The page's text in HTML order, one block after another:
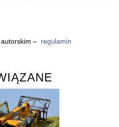
– regulamin